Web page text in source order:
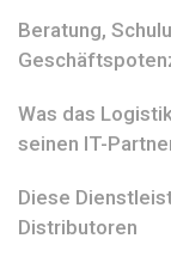
Beratung,
Was das
seinen IT-
Diese
Distributoren